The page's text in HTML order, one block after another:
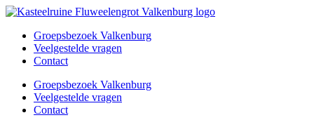
Ga
inhoud
Groepsbezoek Valkenburg
Veelgestelde vragen
Contact
Groepsbezoek Valkenburg
Veelgestelde vragen
Contact